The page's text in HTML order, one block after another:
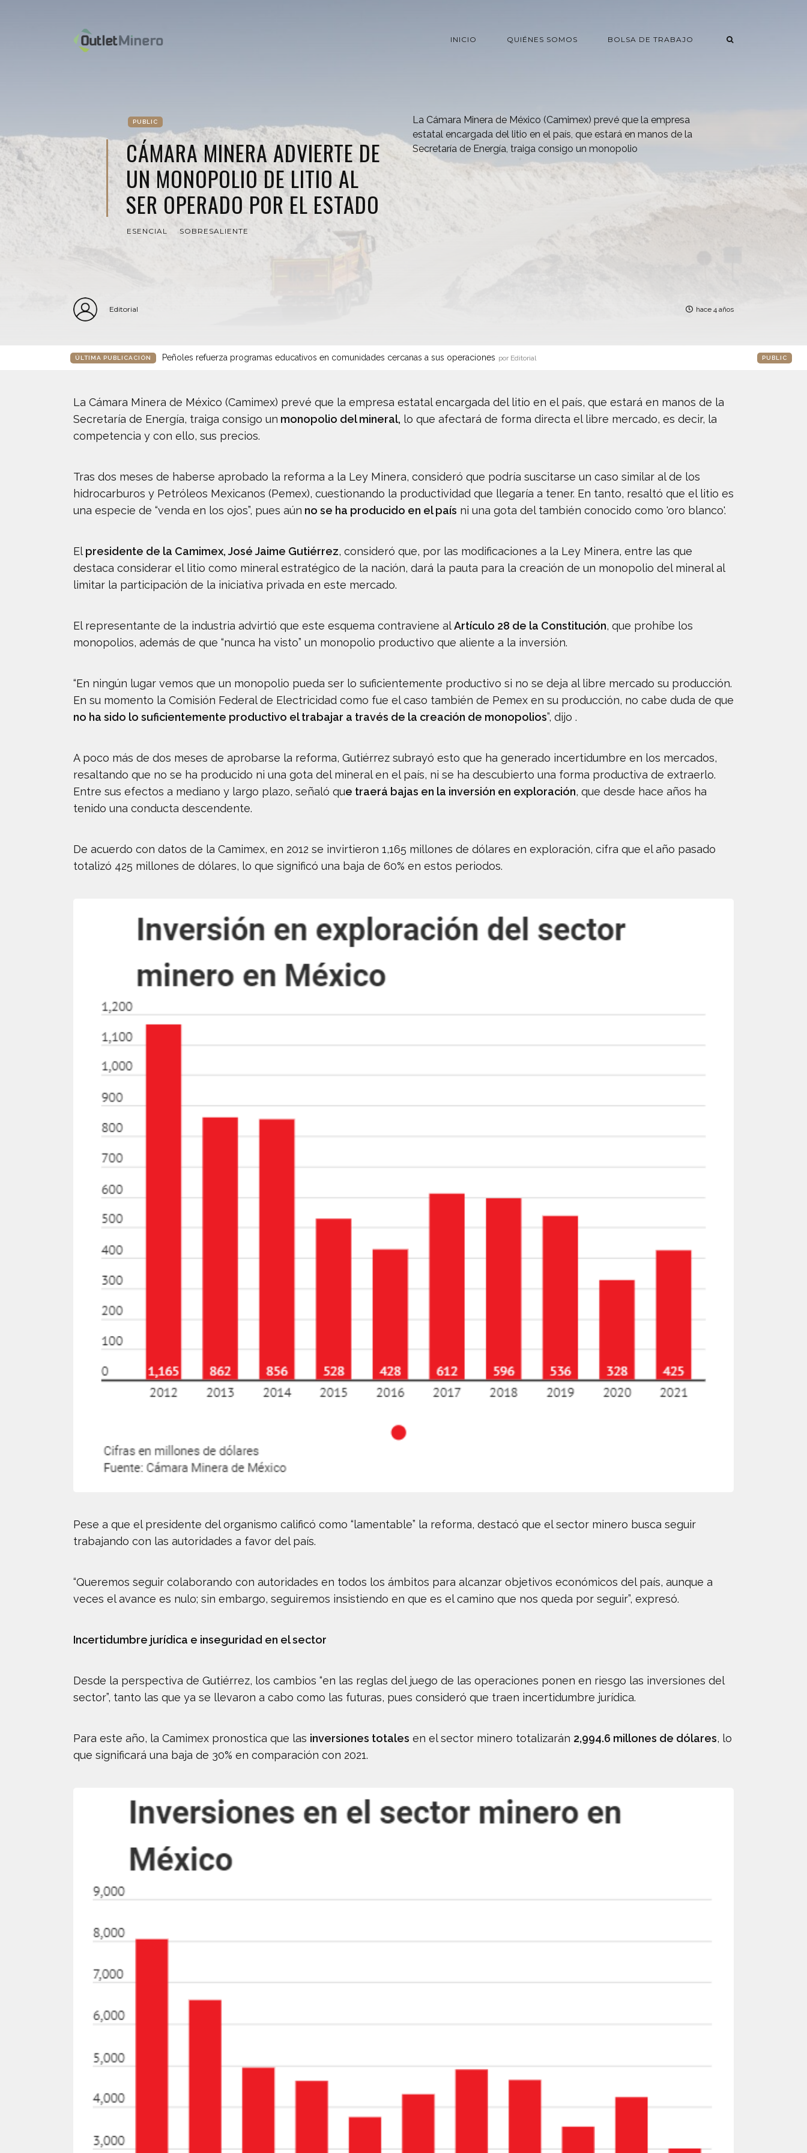
INICIO QUIÉNES SOMOS BOLSA DE TRABAJO
PUBLIC
CÁMARA MINERA ADVIERTE DE
UN MONOPOLIO DE LITIO AL
SER OPERADO POR EL ESTADO
ESENCIAL SOBRESALIENTE
La Cámara Minera de México (Camimex) prevé que la empresa
estatal encargada del litio en el país, que estará en manos de la
Secretaría de Energía, traiga consigo un monopolio
Editorial hace 4 años
ÚLTIMA PUBLICACIÓN Peñoles refuerza programas educativos en comunidades cercanas a sus operaciones por Editorial PUBLIC
La Cámara Minera de México (Camimex) prevé que la empresa estatal encargada del litio en el país, que estará en manos de la
Secretaría de Energía, traiga consigo un monopolio del mineral, lo que afectará de forma directa el libre mercado, es decir, la
competencia y con ello, sus precios.
Tras dos meses de haberse aprobado la reforma a la Ley Minera, consideró que podría suscitarse un caso similar al de los
hidrocarburos y Petróleos Mexicanos (Pemex), cuestionando la productividad que llegaría a tener. En tanto, resaltó que el litio es
una especie de “venda en los ojos”, pues aún no se ha producido en el país ni una gota del también conocido como 'oro blanco'.
El presidente de la Camimex, José Jaime Gutiérrez, consideró que, por las modificaciones a la Ley Minera, entre las que
destaca considerar el litio como mineral estratégico de la nación, dará la pauta para la creación de un monopolio del mineral al
limitar la participación de la iniciativa privada en este mercado.
El representante de la industria advirtió que este esquema contraviene alArtículo 28 de la Constitución, que prohíbe los
monopolios, además de que “nunca ha visto” un monopolio productivo que aliente a la inversión.
“En ningún lugar vemos que un monopolio pueda ser lo suficientemente productivo si no se deja al libre mercado su producción.
En su momento la Comisión Federal de Electricidad como fue el caso también de Pemex en su producción, no cabe duda de que
no ha sido lo suficientemente productivo el trabajar a través de la creación de monopolios”, dijo .
A poco más de dos meses de aprobarse la reforma, Gutiérrez subrayó esto que ha generado incertidumbre en los mercados,
resaltando que no se ha producido ni una gota del mineral en el país, ni se ha descubierto una forma productiva de extraerlo.
Entre sus efectos a mediano y largo plazo, señaló que traerá bajas en la inversión en exploración, que desde hace años ha
tenido una conducta descendente.
De acuerdo con datos de la Camimex, en 2012 se invirtieron 1,165 millones de dólares en exploración, cifra que el año pasado
totalizó 425 millones de dólares, lo que significó una baja de 60% en estos periodos.
Pese a que el presidente del organismo calificó como “lamentable” la reforma, destacó que el sector minero busca seguir
trabajando con las autoridades a favor del país.
“Queremos seguir colaborando con autoridades en todos los ámbitos para alcanzar objetivos económicos del país, aunque a
veces el avance es nulo; sin embargo, seguiremos insistiendo en que es el camino que nos queda por seguir”, expresó.
Incertidumbre jurídica e inseguridad en el sector
Desde la perspectiva de Gutiérrez, los cambios “en las reglas del juego de las operaciones ponen en riesgo las inversiones del
sector”, tanto las que ya se llevaron a cabo como las futuras, pues consideró que traen incertidumbre jurídica.
Para este año, la Camimex pronostica que las inversiones totales en el sector minero totalizarán 2,994.6 millones de dólares, lo
que significará una baja de 30% en comparación con 2021.